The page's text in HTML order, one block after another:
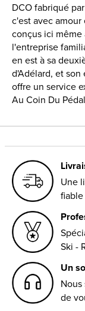
DCO fabriqué
c'est avec
conçus ici même
l'entreprise
en est à sa
d'Adélard, et
offre un service
Au Coin Du
Une
fiable
Ski -
Un
de